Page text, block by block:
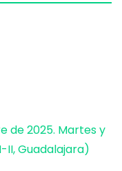
de 2025. Martes y
II, Guadalajara)